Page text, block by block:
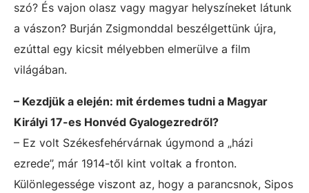
szó? És vajon olasz vagy magyar helyszíneket látunk
a vászon? Burján Zsigmonddal beszélgettünk újra,
ezúttal egy kicsit mélyebben elmerülve a film
világában.
– Kezdjük a elején: mit érdemes tudni a Magyar
Királyi 17-es Honvéd Gyalogezredről?
– Ez volt Székesfehérvárnak úgymond a „házi
ezrede”, már 1914-től kint voltak a fronton.
Különlegessége viszont az, hogy a parancsnok, Sipos